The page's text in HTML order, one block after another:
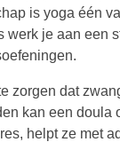
is yoga één
werk je aan een
zorgen dat
kan een doula
helpt ze met